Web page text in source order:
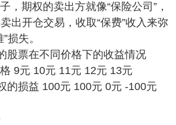
，期权的卖出方就像“保险公司”，
出开仓交易，收取“保费”收入来弥
损失。
股票在不同价格下的收益情况
9元 10元 11元 12元 13元
的损益 100元 100元 0元 -100元